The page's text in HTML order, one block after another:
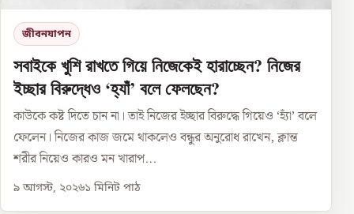
জীবনযাপন
সবাইকে খুশি রাখতে গিয়ে নিজেকেই হারাচ্ছেন? নিজের
ইচ্ছার বিরুদ্ধেও ‘হ্যাঁ’ বলে ফেলছেন?
কাউকে কষ্ট দিতে চান না। তাই নিজের ইচ্ছার বিরুদ্ধে গিয়েও ‘হ্যাঁ’ বলে
ফেলেন। নিজের কাজ জমে থাকলেও বন্ধুর অনুরোধ রাখেন, ক্লান্ত
শরীর নিয়েও কারও মন খারাপ...
৯ আগস্ট, ২০২৬১ মিনিট পাঠ